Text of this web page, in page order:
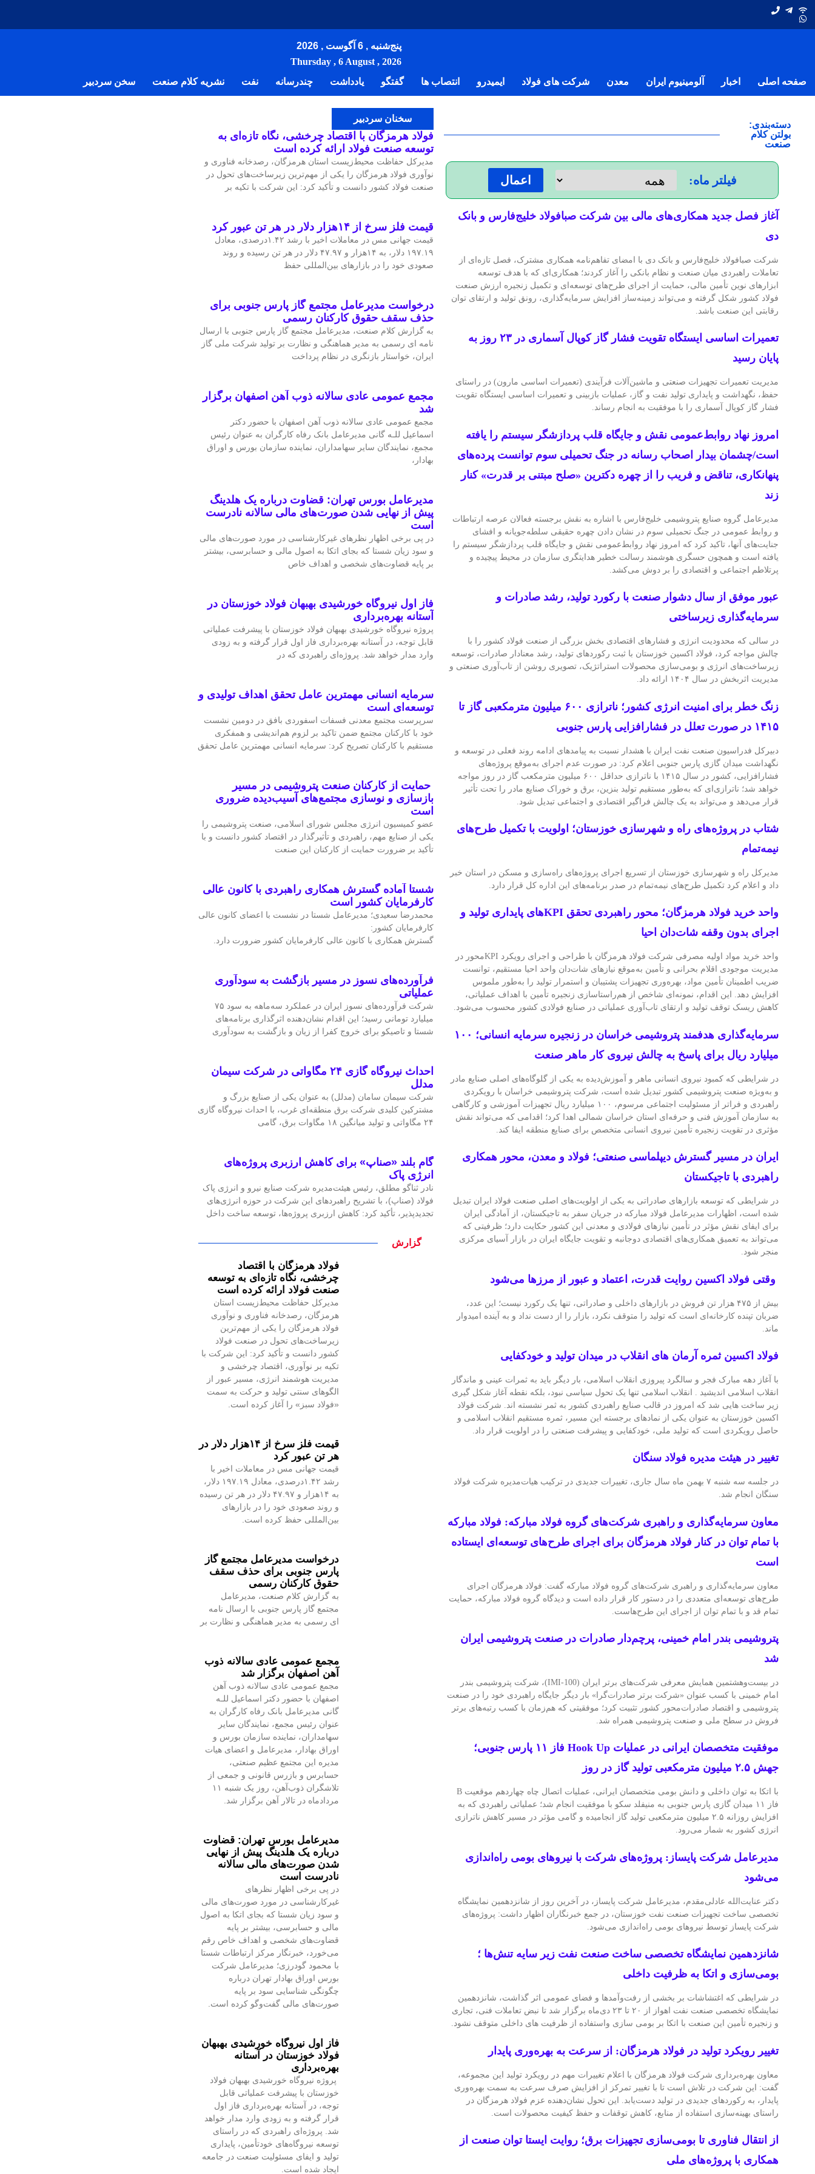
پنج‌شنبه , 6 آگوست , 2026
Thursday , 6 August , 2026
صفحه اصلی
اخبار آلومینیوم ایران معدن شرکت های فولاد ایمیدرو انتصاب ها گفتگو یادداشت چندرسانه نفت نشریه کلام صنعت سخن سردبیر
دسته‌بندی:
بولتن کلام
صنعت
فیلتر ماه: اعمال
آغاز فصل جدید همکاری‌های مالی بین شرکت صبافولاد خلیج‌فارس و بانک
دی
شرکت صبافولاد خلیج‌فارس و بانک دی با امضای تفاهم‌نامه همکاری مشترک، فصل تازه‌ای از
تعاملات راهبردی میان صنعت و نظام بانکی را آغاز کردند؛ همکاری‌ای که با هدف توسعه
ابزارهای نوین تأمین مالی، حمایت از اجرای طرح‌های توسعه‌ای و تکمیل زنجیره ارزش صنعت
فولاد کشور شکل گرفته و می‌تواند زمینه‌ساز افزایش سرمایه‌گذاری، رونق تولید و ارتقای توان
رقابتی این صنعت باشد.
تعمیرات اساسی ایستگاه تقویت فشار گاز كوپال آسماری در ۲۳ روز به
پایان رسید
مدیریت تعمیرات تجهیزات صنعتی و ماشین‌آلات فرآیندی (تعمیرات اساسی مارون) در راستای
حفظ، نگهداشت و پایداری تولید نفت و گاز، عملیات بازبینی و تعمیرات اساسی ایستگاه تقویت
فشار گاز کوپال آسماری را با موفقیت به انجام رساند.
امروز نهاد‌ روابط‌عمومی نقش و جایگاه قلب پردازشگر سیستم را یافته
است/چشمان بیدار اصحاب رسانه‌ در جنگ تحمیلی سوم‌‌ توانست پرده‌های
پنهانکاری، تناقض و فریب را از چهره دکترین «صلح مبتنی بر قدرت» کنار
زند
مدیرعامل گروه صنایع پتروشیمی خلیج‌فارس با اشاره به نقش برجسته فعالان عرصه ارتباطات
و روابط عمومی در جنگ تحمیلی سوم در نشان دادن چهره حقیقی سلطه‌جویانه و افشای
جنایت‌های آنها، تاکید کرد که امروز نهاد‌ روابط‌عمومی نقش و جایگاه قلب پردازشگر سیستم را
یافته است و همچون حسگری هوشمند رسالت خطیر هدایتگری سازمان در محیط پیچیده و
پرتلاطم اجتماعی و اقتصادی را بر دوش می‌کشد.
عبور موفق از سال دشوار صنعت با رکورد تولید، رشد صادرات و
سرمایه‌گذاری زیرساختی
در سالی که محدودیت انرژی و فشارهای اقتصادی بخش بزرگی از صنعت فولاد کشور را با
چالش مواجه کرد، فولاد اکسین خوزستان با ثبت رکوردهای تولید، رشد معنادار صادرات، توسعه
زیرساخت‌های انرژی و بومی‌سازی محصولات استراتژیک، تصویری روشن از تاب‌آوری صنعتی و
مدیریت اثربخش در سال ۱۴۰۴ ارائه داد.
زنگ خطر برای امنیت انرژی کشور؛ ناترازی ۶۰۰ میلیون مترمکعبی گاز تا
۱۴۱۵ در صورت تعلل در فشارافزایی پارس جنوبی
دبیرکل فدراسیون صنعت نفت ایران با هشدار نسبت به پیامدهای ادامه روند فعلی در توسعه و
نگهداشت میدان گازی پارس جنوبی اعلام کرد: در صورت عدم اجرای به‌موقع پروژه‌های
فشارافزایی، کشور در سال ۱۴۱۵ با ناترازی حداقل ۶۰۰ میلیون مترمکعب گاز در روز مواجه
خواهد شد؛ ناترازی‌ای که به‌طور مستقیم تولید بنزین، برق و خوراک صنایع مادر را تحت تأثیر
قرار می‌دهد و می‌تواند به یک چالش فراگیر اقتصادی و اجتماعی تبدیل شود.
شتاب در پروژه‌های راه و شهرسازی خوزستان؛ اولویت با تکمیل طرح‌های
نیمه‌تمام
مدیرکل راه و شهرسازی خوزستان از تسریع اجرای پروژه‌های راه‌سازی و مسکن در استان خبر
داد و اعلام کرد تکمیل طرح‌های نیمه‌تمام در صدر برنامه‌های این اداره کل قرار دارد.
واحد خرید فولاد هرمزگان؛ محور راهبردی تحقق KPIهای پایداری تولید و
اجرای بدون وقفه شات‌دان احیا
واحد خرید مواد اولیه مصرفی شرکت فولاد هرمزگان با طراحی و اجرای رویکرد KPIمحور در
مدیریت موجودی اقلام بحرانی و تأمین به‌موقع نیازهای شات‌دان واحد احیا مستقیم، توانست
ضریب اطمینان تأمین مواد، بهره‌وری تجهیزات پشتیبان و استمرار تولید را به‌طور ملموس
افزایش دهد. این اقدام، نمونه‌ای شاخص از هم‌راستاسازی زنجیره تأمین با اهداف عملیاتی،
کاهش ریسک توقف تولید و ارتقای تاب‌آوری عملیاتی در صنایع فولادی کشور محسوب می‌شود.
سرمایه‌گذاری هدفمند پتروشیمی خراسان در زنجیره سرمایه انسانی؛ ۱۰۰
میلیارد ریال برای پاسخ به چالش نیروی کار ماهر صنعت
در شرایطی که کمبود نیروی انسانی ماهر و آموزش‌دیده به یکی از گلوگاه‌های اصلی صنایع مادر
و به‌ویژه صنعت پتروشیمی کشور تبدیل شده است، شرکت پتروشیمی خراسان با رویکردی
راهبردی و فراتر از مسئولیت اجتماعی مرسوم، ۱۰۰ میلیارد ریال تجهیزات آموزشی و کارگاهی
به سازمان آموزش فنی و حرفه‌ای استان خراسان شمالی اهدا کرد؛ اقدامی که می‌تواند نقش
مؤثری در تقویت زنجیره تأمین نیروی انسانی متخصص برای صنایع منطقه ایفا کند.
ایران در مسیر گسترش دیپلماسی صنعتی؛ فولاد و معدن، محور همکاری
راهبردی با تاجیکستان
در شرایطی که توسعه بازارهای صادراتی به یکی از اولویت‌های اصلی صنعت فولاد ایران تبدیل
شده است، اظهارات مدیرعامل فولاد مبارکه در جریان سفر به تاجیکستان، از آمادگی ایران
برای ایفای نقش مؤثر در تأمین نیازهای فولادی و معدنی این کشور حکایت دارد؛ ظرفیتی که
می‌تواند به تعمیق همکاری‌های اقتصادی دوجانبه و تقویت جایگاه ایران در بازار آسیای مرکزی
منجر شود.
وقتی فولاد اکسین روایت قدرت، اعتماد و عبور از مرزها می‌شود
بیش از ۴۷۵ هزار تن فروش در بازارهای داخلی و صادراتی، تنها یک رکورد نیست؛ این عدد،
ضربان تپنده کارخانه‌ای است که تولید را متوقف نکرد، بازار را از دست نداد و به آینده امیدوار
ماند.
فولاد اکسین ثمره آرمان‌ های انقلاب در میدان تولید و خودکفایی
با آغاز دهه مبارک فجر و سالگرد پیروزی انقلاب اسلامی، بار دیگر باید به ثمرات عینی و ماندگار
انقلاب اسلامی اندیشید . انقلاب اسلامی تنها یک تحول سیاسی نبود، بلکه نقطه آغاز شکل‌ گیری
زیر ساخت‌ هایی شد که امروز در قالب صنایع راهبردی کشور به ثمر نشسته‌ اند. شرکت فولاد
اکسین خوزستان به‌ عنوان یکی از نمادهای برجسته این مسیر، ثمره مستقیم انقلاب اسلامی و
حاصل رویکردی است که تولید ملی، خودکفایی و پیشرفت صنعتی را در اولویت قرار داد.
تغییر در هیئت مدیره فولاد سنگان
در جلسه سه شنبه ۷ بهمن ماه سال جاری، تغییرات جدیدی در ترکیب هیات‌مدیره شرکت فولاد
سنگان انجام شد.
معاون سرمایه‌گذاری و راهبری شرکت‌های گروه فولاد مبارکه: فولاد مبارکه
با تمام توان در کنار فولاد هرمزگان برای اجرای طرح‌های توسعه‌ای ایستاده
است
معاون سرمایه‌گذاری و راهبری شرکت‌های گروه فولاد مبارکه گفت: فولاد هرمزگان اجرای
طرح‌های توسعه‌ای متعددی را در دستور کار قرار داده است و دیدگاه گروه فولاد مبارکه، حمایت
تمام قد و با تمام توان از اجرای این طرح‌هاست.
پتروشیمی بندر امام خمینی، پرچم‌دار صادرات در صنعت پتروشیمی ایران
شد
در بیست‌وهشتمین همایش معرفی شرکت‌های برتر ایران (IMI-100)، شرکت پتروشیمی بندر
امام خمینی با کسب عنوان «شرکت برتر صادرات‌گرا» بار دیگر جایگاه راهبردی خود را در صنعت
پتروشیمی و اقتصاد صادرات‌محور کشور تثبیت کرد؛ موفقیتی که هم‌زمان با کسب رتبه‌های برتر
فروش در سطح ملی و صنعت پتروشیمی همراه شد.
موفقیت متخصصان ایرانی در عملیات Hook Up فاز ۱۱ پارس جنوبی؛
جهش ۲.۵ میلیون مترمکعبی تولید گاز در روز
با اتکا به توان داخلی و دانش بومی متخصصان ایرانی، عملیات اتصال چاه چهاردهم موقعیت B
فاز ۱۱ میدان گازی پارس جنوبی به منیفلد سکو با موفقیت انجام شد؛ عملیاتی راهبردی که به
افزایش روزانه ۲.۵ میلیون مترمکعبی تولید گاز انجامیده و گامی مؤثر در مسیر کاهش ناترازی
انرژی کشور به شمار می‌رود.
مدیرعامل شرکت پایساز: پروژه‌های شرکت با نیروهای بومی راه‌اندازی
می‌شود
دکتر عنایت‌الله عادلی‌مقدم، مدیرعامل شرکت پایساز، در آخرین روز از شانزدهمین نمایشگاه
تخصصی ساخت تجهیزات صنعت نفت خوزستان، در جمع خبرنگاران اظهار داشت: پروژه‌های
شرکت پایساز توسط نیروهای بومی راه‌اندازی می‌شود.
شانزدهمین نمایشگاه تخصصی ساخت صنعت نفت زیر سایه تنش‌ها ؛
بومی‌سازی و اتکا به ظرفیت داخلی
در شرایطی که اغتشاشات بر بخشی از رفت‌وآمدها و فضای عمومی اثر گذاشت، شانزدهمین
نمایشگاه تخصصی صنعت نفت اهواز از ۲۰ تا ۲۳ دی‌ماه برگزار شد تا نبض تعاملات فنی، تجاری
و زنجیره تأمین این صنعت با اتکا بر بومی سازی واستفاده از ظرفیت های داخلی متوقف نشود.
تغییر رویکرد تولید در فولاد هرمزگان: از سرعت به بهره‌وری پایدار
معاون بهره‌برداری شرکت فولاد هرمزگان با اعلام تغییرات مهم در رویکرد تولید این مجموعه،
گفت: این شرکت در تلاش است تا با تغییر تمرکز از افزایش صرف سرعت به سمت بهره‌وری
پایدار، به رکوردهای جدیدی در تولید دست‌یابد. این تحول نشان‌دهنده عزم فولاد هرمزگان در
راستای بهینه‌سازی استفاده از منابع، کاهش توقفات و حفظ کیفیت محصولات است.
از انتقال فناوری تا بومی‌سازی تجهیزات برق؛ روایت ایستا توان صنعت از
همکاری با پروژه‌های ملی
سخنان سردبیر
فولاد هرمزگان با اقتصاد چرخشی، نگاه تازه‌ای به
توسعه صنعت فولاد ارائه کرده است
مدیرکل حفاظت محیط‌زیست استان هرمزگان، رصدخانه فناوری و
نوآوری فولاد هرمزگان را یکی از مهم‌ترین زیرساخت‌های تحول در
صنعت فولاد کشور دانست و تأکید کرد: این شرکت با تکیه بر
قیمت فلز سرخ از ۱۴هزار دلار در هر تن عبور کرد
قیمت جهانی مس در معاملات اخیر با رشد ۱.۴۲درصدی، معادل
۱۹۷.۱۹ دلار، به ۱۴هزار و ۴۷.۹۷ دلار در هر تن رسیده و روند
صعودی خود را در بازارهای بین‌المللی حفظ
درخواست مدیرعامل مجتمع گاز پارس جنوبی برای
حذف سقف حقوق کارکنان رسمی
به گزارش کلام صنعت، مدیرعامل مجتمع گاز پارس جنوبی با ارسال
نامه ای رسمی به مدیر هماهنگی و نظارت بر تولید شرکت ملی گاز
ایران، خواستار بازنگری در نظام پرداخت
مجمع عمومی عادی سالانه ذوب آهن اصفهان برگزار
شد
مجمع عمومی عادی سالانه ذوب آهن اصفهان با حضور دکتر
اسماعیل للـه گانی مدیرعامل بانک رفاه کارگران به عنوان رئیس
مجمع، نمایندگان سایر سهامداران، نماینده سازمان بورس و اوراق
بهادار،
مدیرعامل بورس تهران: قضاوت درباره یک هلدینگ
پیش از نهایی شدن صورت‌های مالی سالانه نادرست
است
در پی برخی اظهار نظرهای غیرکارشناسی در مورد صورت‌های مالی
و سود زیان شستا که بجای اتکا به اصول مالی و حسابرسی، بیشتر
بر پایه قضاوت‌‌های شخصی و اهداف خاص
فاز اول نیروگاه خورشیدی بهبهان فولاد خوزستان در
آستانه بهره‌برداری
پروژه نیروگاه خورشیدی بهبهان فولاد خوزستان با پیشرفت عملیاتی
قابل‌ توجه، در آستانه بهره‌برداری فاز اول قرار گرفته و به‌ زودی
وارد مدار خواهد شد. پروژه‌ای راهبردی که در
سرمایه انسانی مهمترین عامل تحقق اهداف تولیدی و
توسعه‌ای است
سرپرست مجتمع معدنی فسفات اسفوردی بافق در دومین نشست
خود با کارکنان مجتمع ضمن تاکید بر لزوم هم‌اندیشی و همفکری
مستقیم با کارکنان تصریح کرد: سرمایه انسانی مهمترین عامل تحقق
حمایت از کارکنان صنعت پتروشیمی در مسیر
بازسازی و نوسازی مجتمع‌های آسیب‌دیده ضروری
است
عضو کمیسیون انرژی مجلس شورای اسلامی، صنعت پتروشیمی را
یکی از صنایع مهم، راهبردی و تأثیرگذار در اقتصاد کشور دانست و با
تأکید بر ضرورت حمایت از کارکنان این صنعت
شستا آماده گسترش همکاری راهبردی با کانون عالی
کارفرمایان کشور است
محمدرضا سعیدی؛ مدیرعامل شستا در نشست با اعضای کانون عالی
کارفرمایان کشور:
گسترش همکاری با کانون عالی کارفرمایان کشور ضرورت دارد.
فرآورده‌های نسوز در مسیر بازگشت به سودآوری
عملیاتی
شرکت فرآورده‌های نسوز ایران در عملکرد سه‌ماهه به سود ۷۵
میلیارد تومانی رسید؛ این اقدام نشان‌دهنده اثرگذاری برنامه‌های
شستا و تاصیکو برای خروج کفرا از زیان و بازگشت به سودآوری
احداث نیروگاه گازی ۲۴ مگاواتی در شرکت سیمان
مدلل
شرکت سیمان سامان (مدلل) به عنوان یکی از صنایع بزرگ و
مشترکین کلیدی شرکت برق منطقه‌ای غرب، با احداث نیروگاه گازی
۲۴ مگاواتی و تولید میانگین ۱۸ مگاوات برق، گامی
گام بلند «صناپ» برای کاهش ارزبری پروژه‌های
انرژی پاک
نادر ثناگو مطلق، رئیس هیئت‌مدیره شرکت صنایع نیرو و انرژی پاک
فولاد (صناپ)، با تشریح راهبردهای این شرکت در حوزه انرژی‌های
تجدیدپذیر، تأکید کرد: کاهش ارزبری پروژه‌ها، توسعه ساخت داخل
گزارش
فولاد هرمزگان با اقتصاد
چرخشی، نگاه تازه‌ای به توسعه
صنعت فولاد ارائه کرده است
مدیرکل حفاظت محیط‌زیست استان
هرمزگان، رصدخانه فناوری و نوآوری
فولاد هرمزگان را یکی از مهم‌ترین
زیرساخت‌های تحول در صنعت فولاد
کشور دانست و تأکید کرد: این شرکت با
تکیه بر نوآوری، اقتصاد چرخشی و
مدیریت هوشمند انرژی، مسیر عبور از
الگوهای سنتی تولید و حرکت به سمت
«فولاد سبز» را آغاز کرده است.
قیمت فلز سرخ از ۱۴هزار دلار در
هر تن عبور کرد
قیمت جهانی مس در معاملات اخیر با
رشد ۱.۴۲درصدی، معادل ۱۹۷.۱۹ دلار،
به ۱۴هزار و ۴۷.۹۷ دلار در هر تن رسیده
و روند صعودی خود را در بازارهای
بین‌المللی حفظ کرده است.
درخواست مدیرعامل مجتمع گاز
پارس جنوبی برای حذف سقف
حقوق کارکنان رسمی
به گزارش کلام صنعت، مدیرعامل
مجتمع گاز پارس جنوبی با ارسال نامه
ای رسمی به مدیر هماهنگی و نظارت بر
مجمع عمومی عادی سالانه ذوب
آهن اصفهان برگزار شد
مجمع عمومی عادی سالانه ذوب آهن
اصفهان با حضور دکتر اسماعیل للـه
گانی مدیرعامل بانک رفاه کارگران به
عنوان رئیس مجمع، نمایندگان سایر
سهامداران، نماینده سازمان بورس و
اوراق بهادار، مدیرعامل و اعضای هیات
مدیره این مجتمع عظیم صنعتی،
حسابرس و بازرس قانونی و جمعی از
تلاشگران ذوب‌آهن، روز یک شنبه ۱۱
مردادماه در تالار آهن برگزار شد.
مدیرعامل بورس تهران: قضاوت
درباره یک هلدینگ پیش از نهایی
شدن صورت‌های مالی سالانه
نادرست است
در پی برخی اظهار نظرهای
غیرکارشناسی در مورد صورت‌های مالی
و سود زیان شستا که بجای اتکا به اصول
مالی و حسابرسی، بیشتر بر پایه
قضاوت‌‌های شخصی و اهداف خاص رقم
می‌خورد، خبرنگار مرکز ارتباطات شستا
با محمود گودرزی؛ مدیرعامل شرکت
بورس اوراق بهادار تهران درباره
چگونگی شناسایی سود بر پایه
صورت‌های مالی گفت‌وگو کرده است.
فاز اول نیروگاه خورشیدی بهبهان
فولاد خوزستان در آستانه
بهره‌برداری
پروژه نیروگاه خورشیدی بهبهان فولاد
خوزستان با پیشرفت عملیاتی قابل‌
توجه، در آستانه بهره‌برداری فاز اول
قرار گرفته و به‌ زودی وارد مدار خواهد
شد. پروژه‌ای راهبردی که در راستای
توسعه نیروگاه‌های خودتأمین، پایداری
تولید و ایفای مسئولیت صنعت در جامعه
ایجاد شده است.